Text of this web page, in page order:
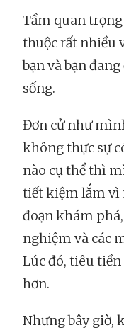
Tầm quan
thuộc rất nhiều
bạn và bạn
sống.
Đơn cử như
không thực sự
nào cụ thể thì
tiết kiệm lắm vì
đoạn khám
nghiệm và các
Lúc đó, tiêu
hơn.
Nhưng bây giờ,